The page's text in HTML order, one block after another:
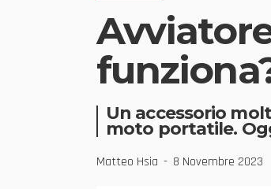
Un accessorio
moto portatile.
Matteo Hsia 8 Novembre 2023